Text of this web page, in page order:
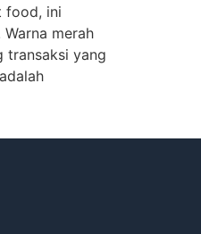
food, ini
merah
transaksi yang